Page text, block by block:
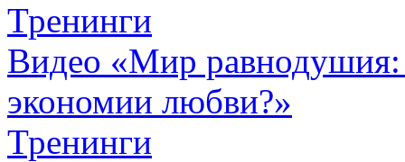
Тренинги
Видео «Мир равнодушия:
экономии любви?»
Тренинги